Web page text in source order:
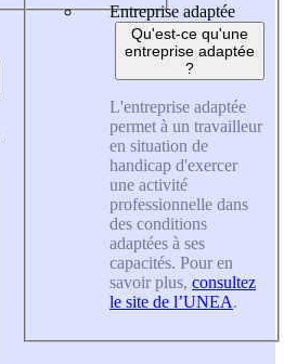
Entreprise adaptée
Qu'est-ce qu'une
entreprise adaptée
?
L'entreprise adaptée
permet à un travailleur
en situation de
handicap d'exercer
une activité
professionnelle dans
des conditions
adaptées à ses
capacités. Pour en
savoir plus, consultez
le site de l’UNEA.